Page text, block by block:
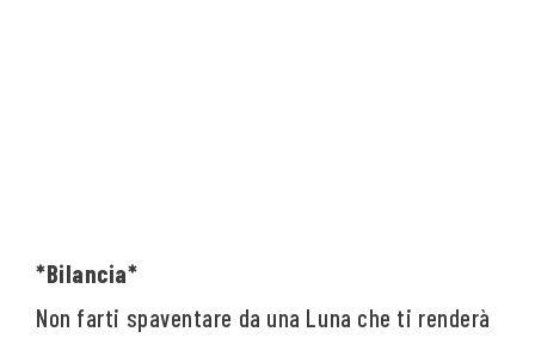
*Bilancia*
Non farti spaventare da una Luna che ti renderà